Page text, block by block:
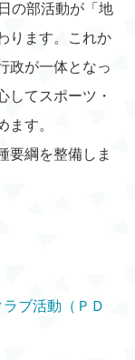
の部活動が「地
ります。これか
政が一体となっ
してスポーツ・
ます。
要綱を整備しま
ブ活動（ＰＤ